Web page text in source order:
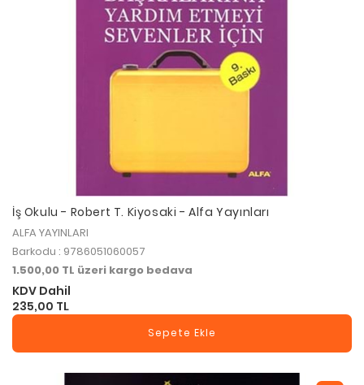
İş Okulu - Robert T. Kiyosaki - Alfa Yayınları
ALFA YAYINLARI
Barkodu : 9786051060057
1.500,00 TL üzeri kargo bedava
KDV Dahil
235,00 TL
Sepete Ekle